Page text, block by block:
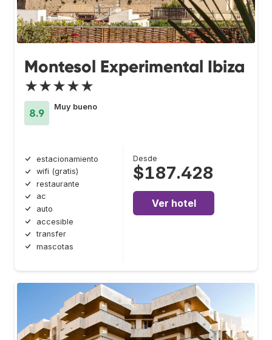
Montesol Experimental Ibiza
★★★★★
8.9
Muy bueno
estacionamiento
wifi (gratis)
restaurante
ac
auto
accesible
transfer
mascotas
Desde
$187.428
Ver hotel